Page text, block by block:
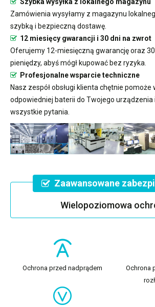
Zamówienia wysyłamy z magazynu
szybką i bezpieczną dostawę.
12 miesięcy gwarancji i 30 dni na zwrot
Oferujemy 12-miesięczną gwarancję oraz
pieniędzy, abyś mógł kupować bez ryzyka.
Profesjonalne wsparcie techniczne
Nasz zespół obsługi klienta chętnie pomoże
odpowiedniej baterii do Twojego urządzenia
wszystkie pytania.
Zaawansowane
Wielopoziomowa
Ochrona przed nadprądem
Ochrona